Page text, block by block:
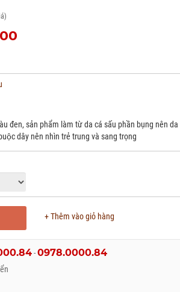
đen, sản phẩm làm từ da cá sấu phần bụng nên
dây nên nhìn trẻ trung và sang trọng
+ Thêm vào giỏ hàng
-0978.0000.84